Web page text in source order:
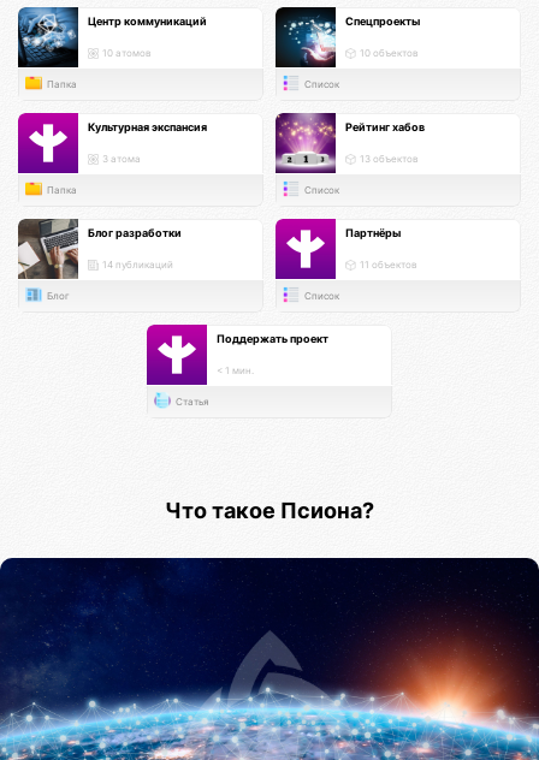
Центр коммуникаций
10 атомов
Папка
Спецпроекты
10 объектов
Список
Культурная экспансия
3 атома
Папка
Рейтинг хабов
13 объектов
Список
Блог разработки
14 публикаций
Блог
Партнёры
11 объектов
Список
Поддержать проект
< 1 мин.
Статья
Что такое Псиона?